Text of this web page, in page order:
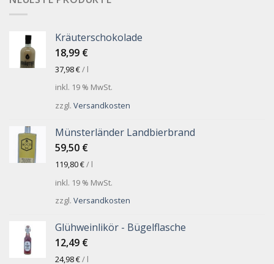
Kräuterschokolade
18,99 €
37,98€/ l
inkl. 19 % MwSt.
zzgl. Versandkosten
Münsterländer Landbierbrand
59,50 €
119,80€/ l
inkl. 19 % MwSt.
zzgl. Versandkosten
Glühweinlikör - Bügelflasche
12,49 €
24,98€/ l